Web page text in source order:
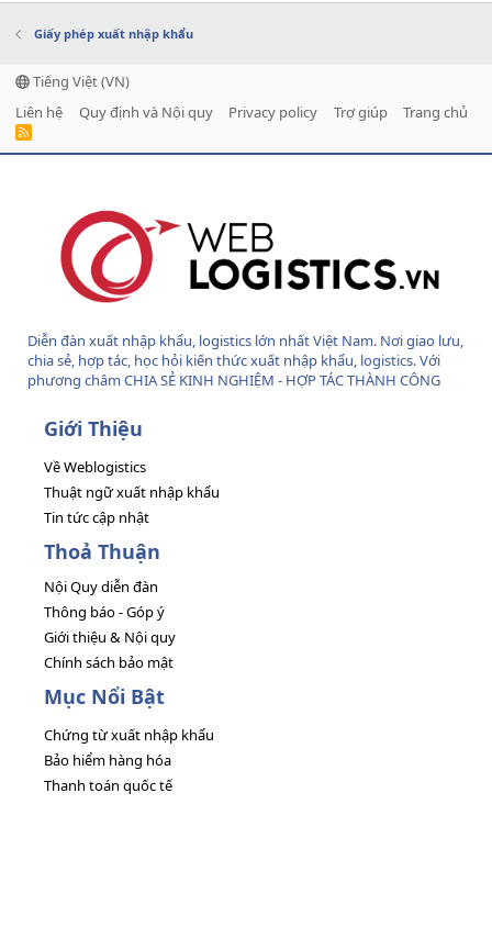
Giấy phép xuất nhập khẩu
Tiếng Việt (VN)
Liên hệ
Quy định và Nội quy Privacy policy Trợ giúp Trang chủ
R
Diễn đàn xuất nhập khẩu, logistics lớn nhất Việt Nam. Nơi giao lưu,
chia sẻ, hợp tác, học hỏi kiến thức xuất nhập khẩu, logistics. Với
phương châm CHIA SẺ KINH NGHIỆM - HỢP TÁC THÀNH CÔNG
Giới Thiệu
Về Weblogistics
Thuật ngữ xuất nhập khẩu
Tin tức cập nhật
Thoả Thuận
Nội Quy diễn đàn
Thông báo - Góp ý
Giới thiệu & Nội quy
Chính sách bảo mật
Mục Nổi Bật
Chứng từ xuất nhập khẩu
Bảo hiểm hàng hóa
Thanh toán quốc tế